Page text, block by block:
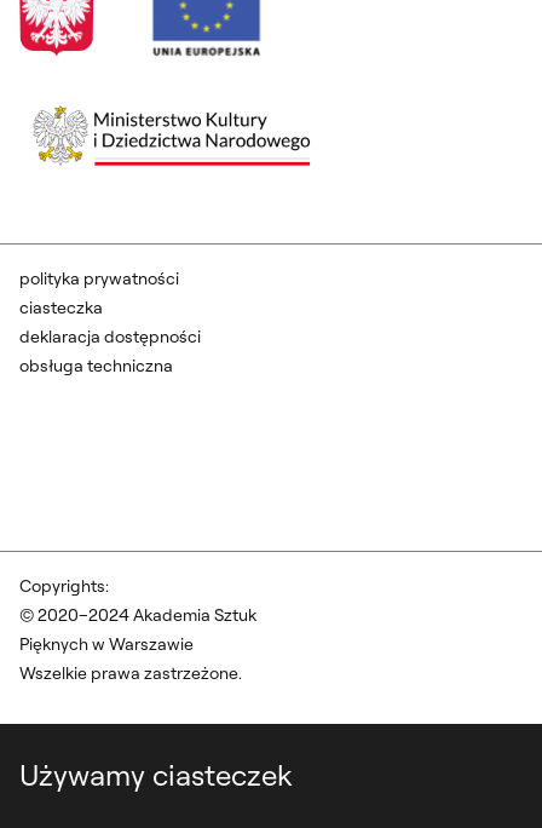
Używamy ciasteczek
Copyrights:
© 2020–2024 Akademia Sztuk
Pięknych w Warszawie
Wszelkie prawa zastrzeżone.
polityka prywatności
ciasteczka
deklaracja dostępności
obsługa techniczna